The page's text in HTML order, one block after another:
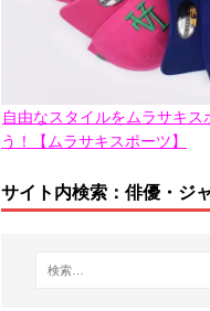
自由なスタイルをムラサキス
う！【ムラサキスポーツ】
サイト内検索：俳優・ジ